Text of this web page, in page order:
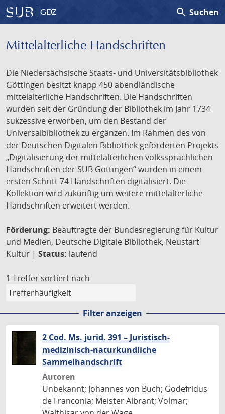
GDZ search Suchen
Mittelalterliche Handschriften
Die Niedersächsische Staats- und Universitätsbibliothek
Göttingen besitzt knapp 450 abendländische
mittelalterliche Handschriften. Die Handschriften
wurden seit der Gründung der Bibliothek im Jahr 1734
sukzessive erworben, um den Bestand der
Universalbibliothek zu ergänzen. Im Rahmen des von
der Deutschen Digitalen Bibliothek geförderten Projekts
„Digitalisierung der mittelalterlichen volkssprachlichen
Handschriften der SUB Göttingen“ wurden in einem
ersten Schritt 74 Handschriften digitalisiert. Die
Kollektion wird zukünftig um weitere mittelalterliche
Handschriften erweitert werden.
Förderung: Beauftragte der Bundesregierung für Kultur
und Medien, Deutsche Digitale Bibliothek, Neustart
Kultur | Status: laufend
1 Treffer sortiert nach
Filter anzeigen
2 Cod. Ms. jurid. 391 – Juristisch-
medizinisch-naturkundliche
Sammelhandschrift
Autoren
Unbekannt; Johannes von Buch; Godefridus
de Franconia; Meister Albrant; Volmar;